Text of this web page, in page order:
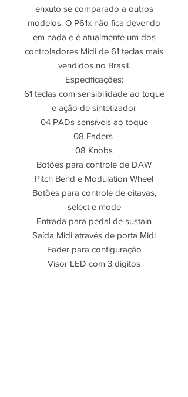
enxuto se comparado a outros
modelos. O P61x não fica devendo
em nada e é atualmente um dos
controladores Midi de 61 teclas mais
vendidos no Brasil.
Especificações:
61 teclas com sensibilidade ao toque
e ação de sintetizador
04 PADs sensíveis ao toque
08 Faders
08 Knobs
Botões para controle de DAW
Pitch Bend e Modulation Wheel
Botões para controle de oitavas,
select e mode
Entrada para pedal de sustain
Saída Midi através de porta Midi
Fader para configuração
Visor LED com 3 dígitos